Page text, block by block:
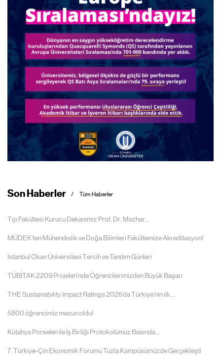
Son Haberler Tüm Haberler
Tıp Fakültesi Kurucu Dekanımız Prof. Dr. Mazhar...
MÜDEK’ten Mühendislik ve Doğa Bilimleri Fakültemize Akreditasyon!
İstanbul Okan Üniversitesi Tercih ve Tanıtım Günleri
TÜBİTAK 2209 Projeleri’nde Öğrencilerimizden Büyük Başarı
THE Sustainability Impact Ratings 2026’da Türkiye’nin ilk...
5800 öğrencimiz mezun oldu!
Kütahya Porselen ile İş Birliği Protokolümüz Basında...
7. Türkiye-Çin Ekonomik Forumu Tuzla Kampüsümüzde Gerçekleşti